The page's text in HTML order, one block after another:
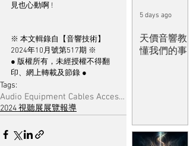
見也心動啊 !
※ 本文輯錄自【音響技術】
2024年10月號第517期 ※
● 版權所有，未經授權不得翻
印、網上轉載及節錄 ●
Tags:
Audio Equipment Cables Accessories & Musical Software
2024 視聽展展覽報導
天價音響教
懂我們的事
5 days ago